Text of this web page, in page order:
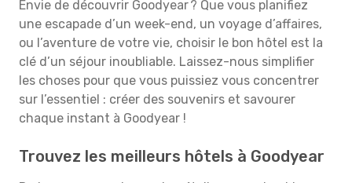
Envie de découvrir Goodyear ? Que vous planifiez
une escapade d’un week-end, un voyage d’affaires,
ou l’aventure de votre vie, choisir le bon hôtel est la
clé d’un séjour inoubliable. Laissez-nous simplifier
les choses pour que vous puissiez vous concentrer
sur l’essentiel : créer des souvenirs et savourer
chaque instant à Goodyear !
Trouvez les meilleurs hôtels à Goodyear